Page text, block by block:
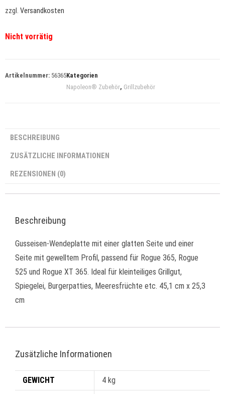
zzgl. Versandkosten
Nicht vorrätig
Artikelnummer: 56365Kategorien
Napoleon® Zubehör, Grillzubehör
BESCHREIBUNG
ZUSÄTZLICHE INFORMATIONEN
REZENSIONEN (0)
Beschreibung
Gusseisen-Wendeplatte mit einer glatten Seite und einer
Seite mit gewelltem Profil, passend für Rogue 365, Rogue
525 und Rogue XT 365. Ideal für kleinteiliges Grillgut,
Spiegelei, Burgerpatties, Meeresfrüchte etc. 45,1 cm x 25,3
cm
Zusätzliche Informationen
GEWICHT 4 kg